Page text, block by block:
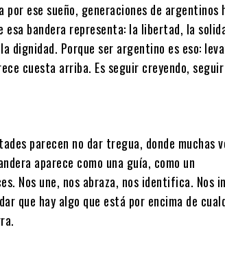
ese sueño, generaciones de argentinos
esa bandera representa: la libertad, la
dignidad. Porque ser argentino es eso:
cuesta arriba. Es seguir creyendo, seguir
parecen no dar tregua, donde muchas
aparece como una guía, como un
Nos une, nos abraza, nos identifica. Nos
que hay algo que está por encima de